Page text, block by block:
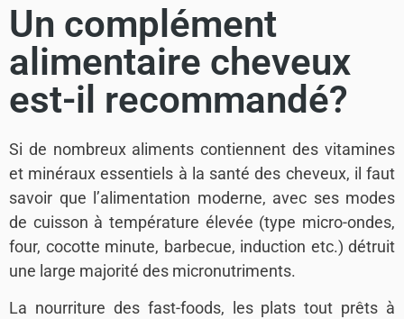
Un complément
alimentaire cheveux
est-il recommandé?
Si de nombreux aliments contiennent des vitamines
et minéraux essentiels à la santé des cheveux, il faut
savoir que l’alimentation moderne, avec ses modes
de cuisson à température élevée (type micro-ondes,
four, cocotte minute, barbecue, induction etc.) détruit
une large majorité des micronutriments.
La nourriture des fast-foods, les plats tout prêts à